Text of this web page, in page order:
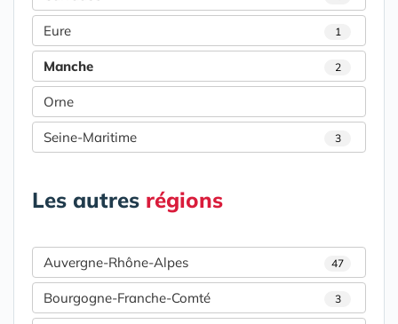
Eure 1
Manche 2
Orne
Seine-Maritime 3
Les autres régions
Auvergne-Rhône-Alpes 47
Bourgogne-Franche-Comté 3